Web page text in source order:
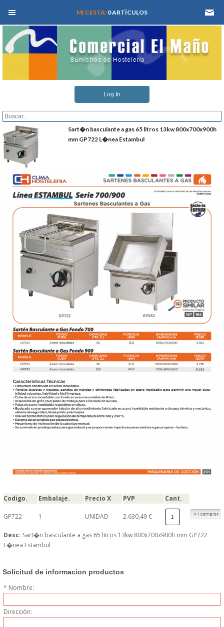
MEN� PRINCIPAL
QUIENES SOMOS
CATALOGOS
REGISTRARSE
SERVICIO TECNICO
DONDE ESTAMOS
PRODUCTOS EN OFERTAS
ALMACEN Y TRANSPORTE
COMPLEMENTOS DE BA�O
COMPLEMENTOS DE MESA
CRISTALERIA
CUBIERTOS
ELECTRODOM�STICOS
MAQUINARIA DE
MAQUINARIA FRIA
MAQUINARIA DE LIMPIEZA
MI CESTA: 0 ARTÍCULOS
Log In
Sart�n basculante a gas 65 litros 13kw 800x700x900h
mm GP722 L�nea Estambul
Codigo. Embalaje. Precio X PVP Cant.
GP722 1 UNIDAD 2.630,49 €
Desc: Sart�n basculante a gas 65 litros 13kw 800x700x900h mm GP722
L�nea Estambul
Solicitud de informacion productos
* Nombre:
Dirección: